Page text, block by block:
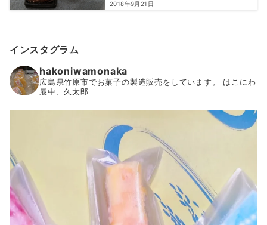
2018年9月21日
インスタグラム
hakoniwamonaka
広島県竹原市でお菓子の製造販売をしています。
はこにわ
最中、久太郎